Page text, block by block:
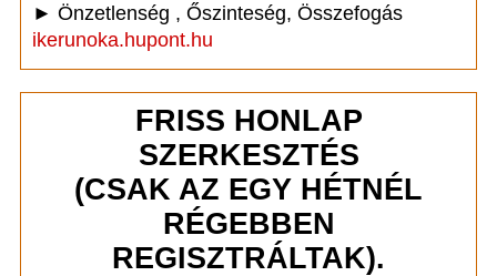
► Önzetlenség , Őszinteség, Összefogás
ikerunoka.hupont.hu
FRISS HONLAP
SZERKESZTÉS
(CSAK AZ EGY HÉTNÉL
RÉGEBBEN
REGISZTRÁLTAK).